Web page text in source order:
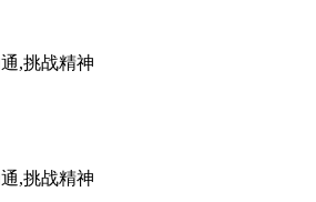
,挑战精神
,挑战精神